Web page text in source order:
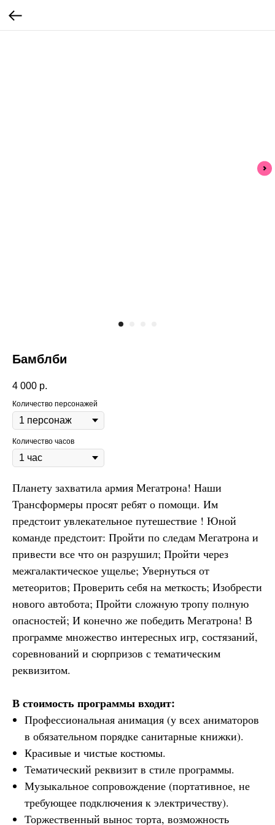
Бамблби
4 000 р.
Количество персонажей
Количество часов
Планету захватила армия Мегатрона! Наши
Трансформеры просят ребят о помощи. Им
предстоит увлекательное путешествие ! Юной
команде предстоит: Пройти по следам Мегатрона и
привести все что он разрушил; Пройти через
межгалактическое ущелье; Увернуться от
метеоритов; Проверить себя на меткость; Изобрести
нового автобота; Пройти сложную тропу полную
опасностей; И конечно же победить Мегатрона! В
программе множество интересных игр, состязаний,
соревнований и сюрпризов с тематическим
реквизитом.
В стоимость программы входит:
Профессиональная анимация (у всех аниматоров
в обязательном порядке санитарные книжки).
Красивые и чистые костюмы.
Тематический реквизит в стиле программы.
Музыкальное сопровождение (портативное, не
требующее подключения к электричеству).
Торжественный вынос торта, возможность